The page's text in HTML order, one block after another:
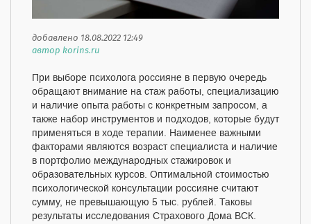
добавлено 18.08.2022 12:49
автор korins.ru
При выборе психолога россияне в первую очередь
обращают внимание на стаж работы, специализацию
и наличие опыта работы с конкретным запросом, а
также набор инструментов и подходов, которые будут
применяться в ходе терапии. Наименее важными
факторами являются возраст специалиста и наличие
в портфолио международных стажировок и
образовательных курсов. Оптимальной стоимостью
психологической консультации россияне считают
сумму, не превышающую 5 тыс. рублей. Таковы
результаты исследования Страхового Дома ВСК.